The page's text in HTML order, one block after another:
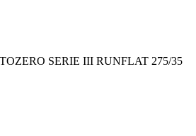
SERIE III RUNFLAT 275/35